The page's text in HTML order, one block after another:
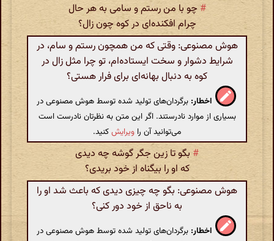
# چو با من رستم و سامی به هر حال
چرام افکنده‌ای در کوه چون زال؟
هوش مصنوعی: وقتی که من همچون رستم و سام، در
شرایط دشوار و سخت ایستاده‌ام، تو چرا مثل زال در
کوه به دنبال بهانه‌ای برای فرار هستی؟
اخطار: برگردان‌های تولید شده توسط هوش مصنوعی در
بسیاری از موارد نادرستند. اگر این متن به نظرتان نادرست است
می‌توانید آن را ویرایشکنید.
# بگو تا زین جگر گوشه چه دیدی
که او را بیگناه از خود بریدی؟
هوش مصنوعی: بگو چه چیزی دیدی که باعث شد او را
به ناحق از خود دور کنی؟
اخطار: برگردان‌های تولید شده توسط هوش مصنوعی در